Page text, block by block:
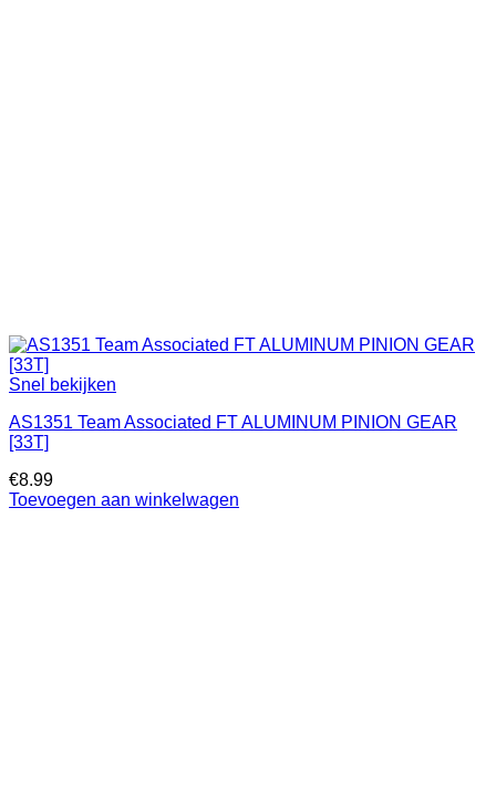
Snel bekijken
AS1351 Team Associated FT ALUMINUM PINION GEAR
[33T]
€8.99
Toevoegen aan winkelwagen